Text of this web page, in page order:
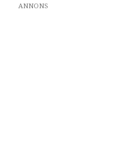
ANNONS